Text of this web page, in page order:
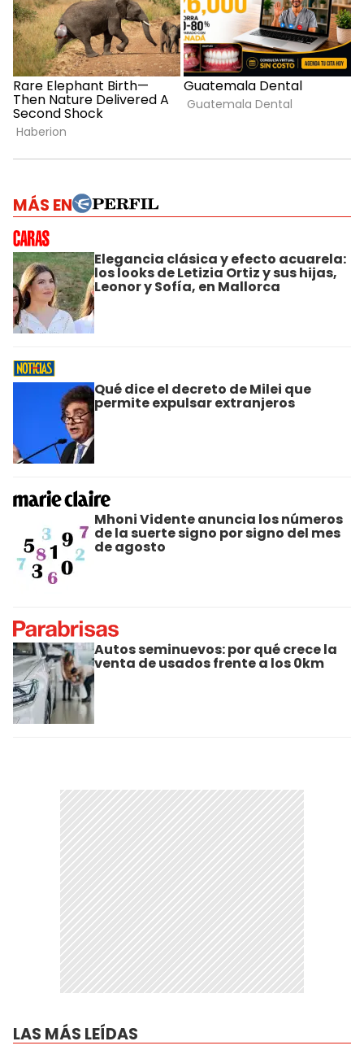
MÁS EN
Elegancia clásica y efecto acuarela:
los looks de Letizia Ortiz y sus hijas,
Leonor y Sofía, en Mallorca
Qué dice el decreto de Milei que
permite expulsar extranjeros
Mhoni Vidente anuncia los números
de la suerte signo por signo del mes
de agosto
Autos seminuevos: por qué crece la
venta de usados frente a los 0km
LAS MÁS LEÍDAS